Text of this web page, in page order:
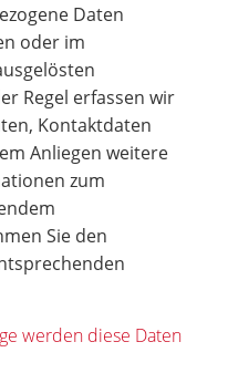
Daten
oder im
Regel erfassen wir
Kontaktdaten
Anliegen weitere
zum
Sie den
werden diese Daten